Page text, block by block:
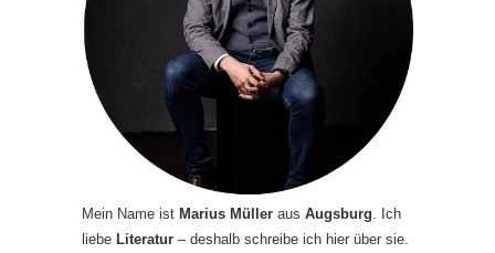
Mein Name ist Marius Müller aus Augsburg . Ich
liebe Literatur – deshalb schreibe ich hier über sie.